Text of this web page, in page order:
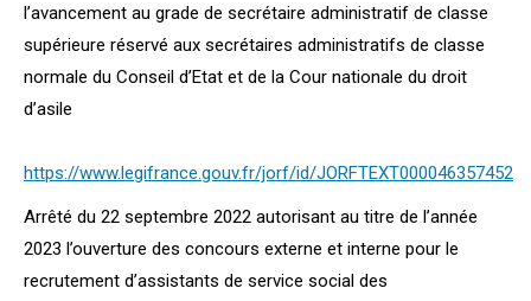
l’avancement au grade de secrétaire administratif de classe
supérieure réservé aux secrétaires administratifs de classe
normale du Conseil d’Etat et de la Cour nationale du droit
d’asile
https://www.legifrance.gouv.fr/jorf/id/JORFTEXT000046357452
Arrêté du 22 septembre 2022 autorisant au titre de l’année
2023 l’ouverture des concours externe et interne pour le
recrutement d’assistants de service social des